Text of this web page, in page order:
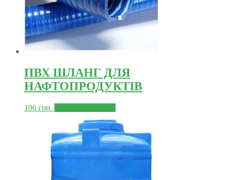
ПВХ ШЛАНГ ДЛЯ
НАФТОПРОДУКТІВ
196 грн.